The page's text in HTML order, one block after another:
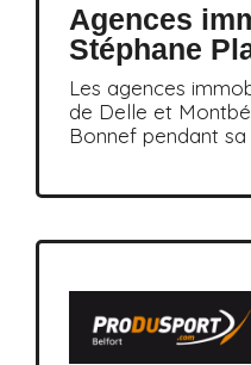
Agences
Stéphane
Les agences
de Delle et
Bonnef pendant sa